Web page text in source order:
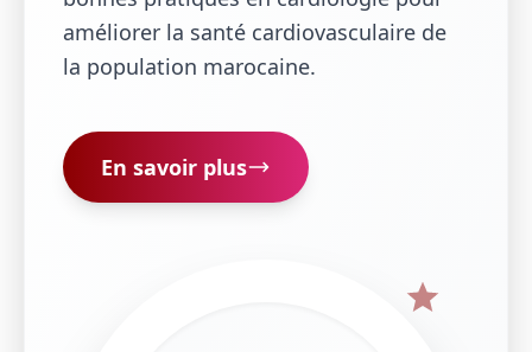
améliorer la santé cardiovasculaire de
la population marocaine.
En savoir plus